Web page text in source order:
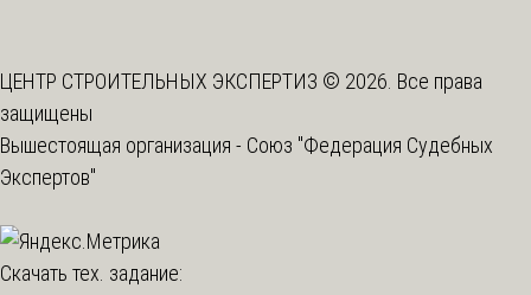
ЦЕНТР СТРОИТЕЛЬНЫХ ЭКСПЕРТИЗ © 2026. Все права
защищены
Вышестоящая организация - Союз "Федерация Судебных
Экспертов"
Скачать тех. задание: